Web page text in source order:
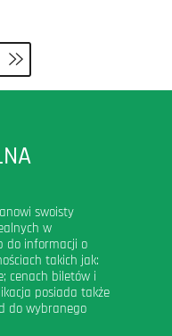
swoisty
w
do informacji o
takich jak:
cenach biletów i
posiada także
do wybranego